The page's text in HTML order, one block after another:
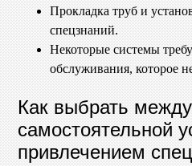
Прокладка труб и
спецзнаний.
Некоторые системы
обслуживания, которое
Как выбрать между
самостоятельной
привлечением